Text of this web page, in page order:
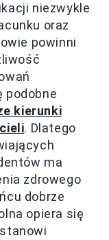
niezwykle
oraz
powinni
podobne
kierunki
. Dlatego
ma
zdrowego
dobrze
opiera się